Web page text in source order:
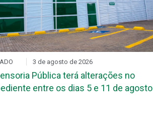
3 de agosto de 2026
Pública terá alterações no
entre os dias 5 e 11 de agosto